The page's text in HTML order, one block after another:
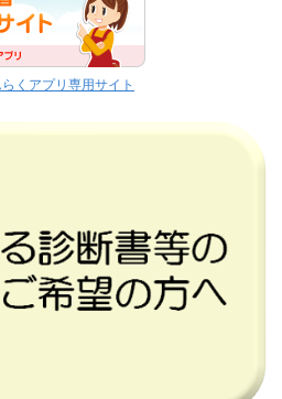
くアプリ専用サイト